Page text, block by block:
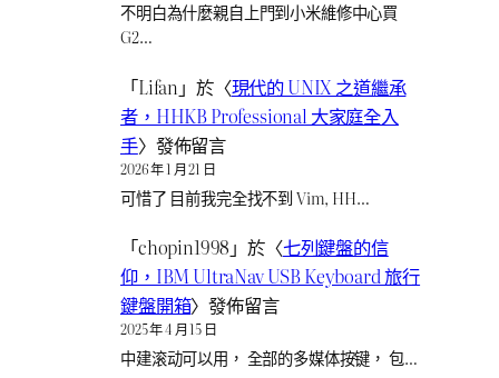
不明白為什麼親自上門到小米維修中心買
G2…
「Lifan 」於〈現代的 UNIX 之道繼承
者，HHKB Professional 大家庭全入
手〉發佈留言
2026 年 1 月 21 日
可惜了 目前我完全找不到 Vim, HH…
「chopin1998 」於〈七列鍵盤的信
仰，IBM UltraNav USB Keyboard 旅行
鍵盤開箱〉發佈留言
2025 年 4 月 15 日
中建滚动可以用， 全部的多媒体按键， 包…